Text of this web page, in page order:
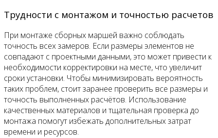
Трудности с монтажом и точностью расчетов
При монтаже сборных маршей важно соблюдать
точность всех замеров. Если размеры элементов не
совпадают с проектными данными, это может привести к
необходимости корректировки на месте, что увеличит
сроки установки. Чтобы минимизировать вероятность
таких проблем, стоит заранее проверить все размеры и
точность выполненных расчётов. Использование
качественных материалов и тщательная проверка до
монтажа помогут избежать дополнительных затрат
времени и ресурсов.